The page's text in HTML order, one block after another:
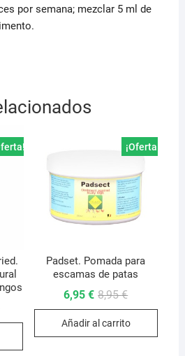
por semana; mezclar 5 ml de
€.
€.
¡Oferta!
Padset. Pomada para
escamas de patas
8,95€El
era:
8,95 €.
6,95€
El
es:
6,95 €.
Añadir al carrito